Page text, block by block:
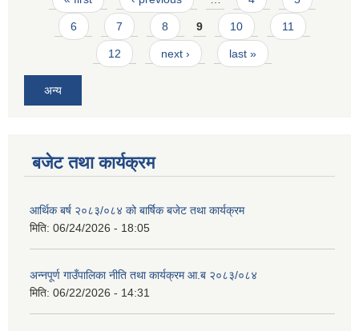
6 7 8 9 10 11
12 next › last »
अन्य
बजेट तथा कार्यक्रम
आर्थिक बर्ष २०८३/०८४ को बार्षिक बजेट तथा कार्यक्रम
मिति: 06/24/2026 - 18:05
अन्नपूर्ण गाउँपालिका नीति तथा कार्यक्रम आ.ब २०८३/०८४
मिति: 06/22/2026 - 14:31